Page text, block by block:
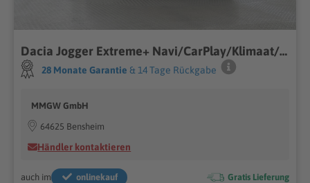
Dacia Jogger Extreme+ Navi/CarPlay/Klimaat/SHZ/Spurwec
28 Monate Garantie & 14 Tage Rückgabe
MMGW GmbH
64625 Bensheim
Händler kontaktieren
auch im onlinekauf Gratis Lieferung